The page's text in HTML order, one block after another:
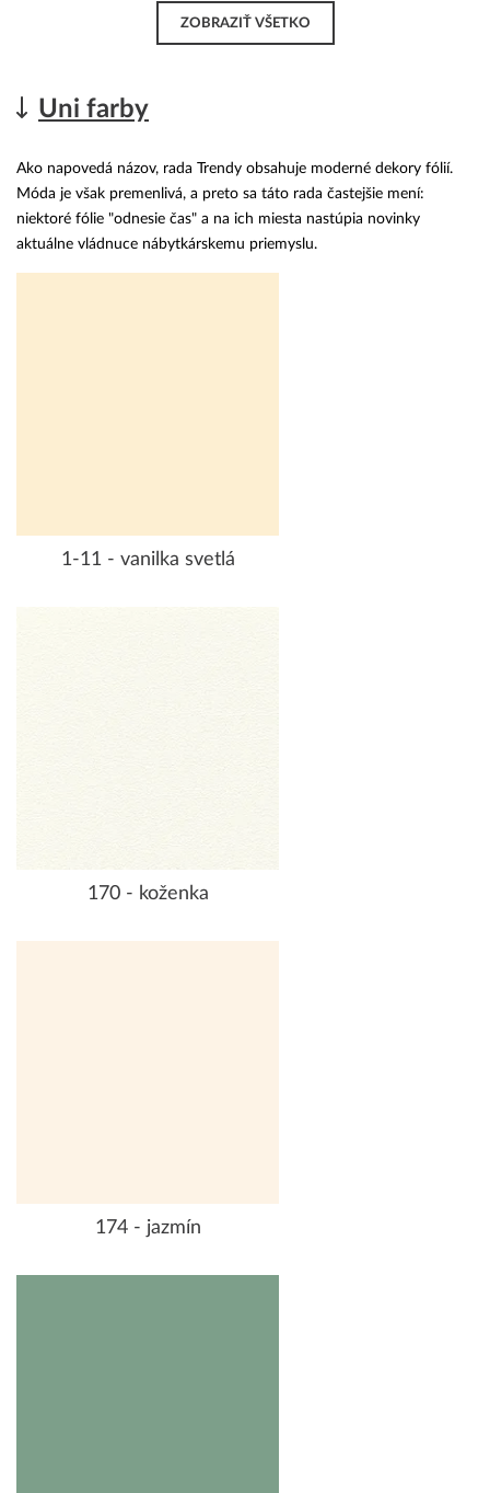
ZOBRAZIŤ VŠETKO
Uni farby
Ako napovedá názov, rada Trendy obsahuje moderné dekory fólií.
Móda je však premenlivá, a preto sa táto rada častejšie mení:
niektoré fólie "odnesie čas" a na ich miesta nastúpia novinky
aktuálne vládnuce nábytkárskemu priemyslu.
1-11 - vanilka svetlá
170 - koženka
174 - jazmín